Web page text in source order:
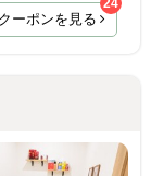
ーポンを見る
24